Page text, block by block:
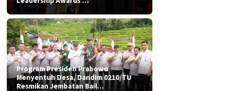
Program Presiden Prabowo
Menyentuh Desa, Dandim 0210/TU
Resmikan Jembatan Bail…